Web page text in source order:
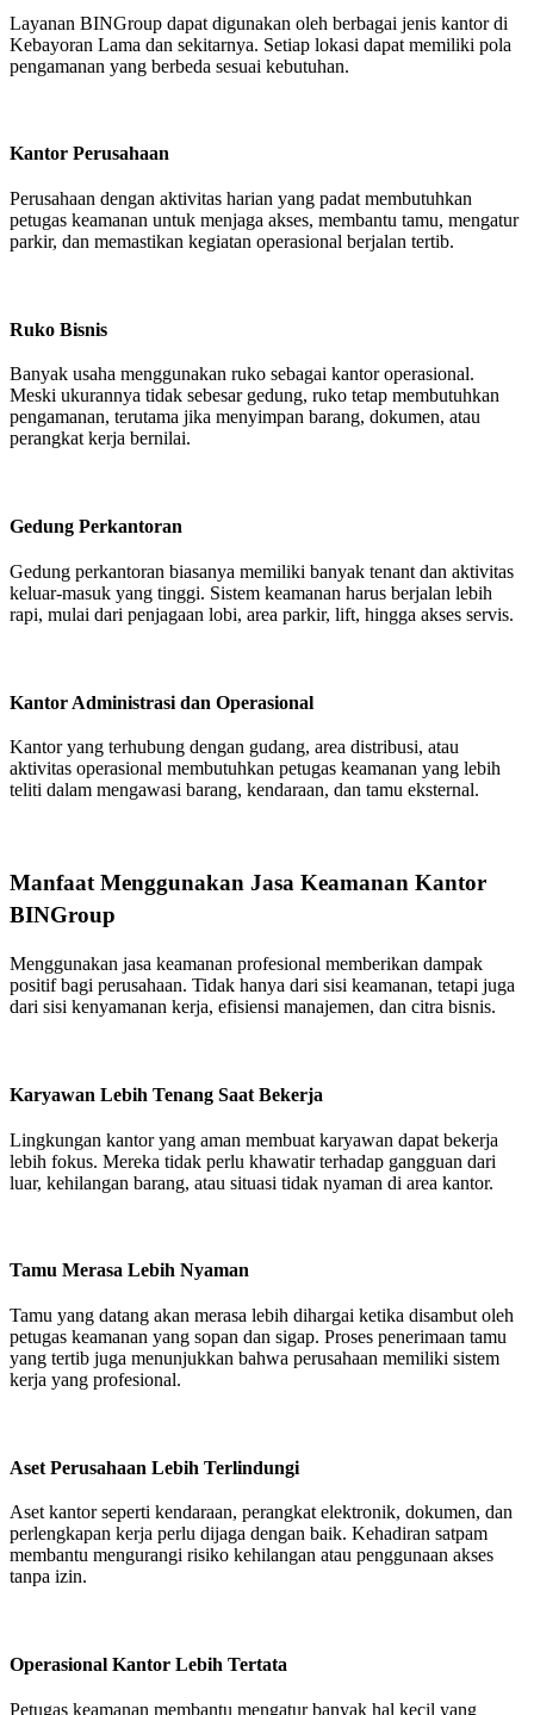
Layanan BINGroup dapat digunakan oleh berbagai jenis kantor di
Kebayoran Lama dan sekitarnya. Setiap lokasi dapat memiliki pola
pengamanan yang berbeda sesuai kebutuhan.
Kantor Perusahaan
Perusahaan dengan aktivitas harian yang padat membutuhkan
petugas keamanan untuk menjaga akses, membantu tamu, mengatur
parkir, dan memastikan kegiatan operasional berjalan tertib.
Ruko Bisnis
Banyak usaha menggunakan ruko sebagai kantor operasional.
Meski ukurannya tidak sebesar gedung, ruko tetap membutuhkan
pengamanan, terutama jika menyimpan barang, dokumen, atau
perangkat kerja bernilai.
Gedung Perkantoran
Gedung perkantoran biasanya memiliki banyak tenant dan aktivitas
keluar-masuk yang tinggi. Sistem keamanan harus berjalan lebih
rapi, mulai dari penjagaan lobi, area parkir, lift, hingga akses servis.
Kantor Administrasi dan Operasional
Kantor yang terhubung dengan gudang, area distribusi, atau
aktivitas operasional membutuhkan petugas keamanan yang lebih
teliti dalam mengawasi barang, kendaraan, dan tamu eksternal.
Manfaat Menggunakan Jasa Keamanan Kantor
BINGroup
Menggunakan jasa keamanan profesional memberikan dampak
positif bagi perusahaan. Tidak hanya dari sisi keamanan, tetapi juga
dari sisi kenyamanan kerja, efisiensi manajemen, dan citra bisnis.
Karyawan Lebih Tenang Saat Bekerja
Lingkungan kantor yang aman membuat karyawan dapat bekerja
lebih fokus. Mereka tidak perlu khawatir terhadap gangguan dari
luar, kehilangan barang, atau situasi tidak nyaman di area kantor.
Tamu Merasa Lebih Nyaman
Tamu yang datang akan merasa lebih dihargai ketika disambut oleh
petugas keamanan yang sopan dan sigap. Proses penerimaan tamu
yang tertib juga menunjukkan bahwa perusahaan memiliki sistem
kerja yang profesional.
Aset Perusahaan Lebih Terlindungi
Aset kantor seperti kendaraan, perangkat elektronik, dokumen, dan
perlengkapan kerja perlu dijaga dengan baik. Kehadiran satpam
membantu mengurangi risiko kehilangan atau penggunaan akses
tanpa izin.
Operasional Kantor Lebih Tertata
Petugas keamanan membantu mengatur banyak hal kecil yang